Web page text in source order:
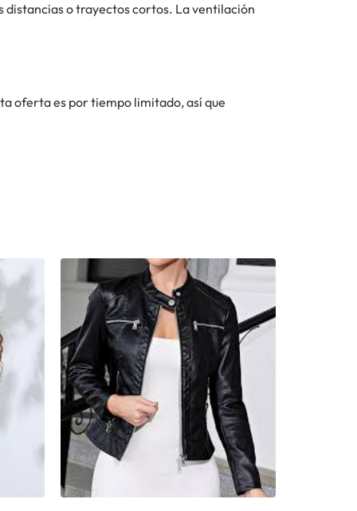
distancias o trayectos cortos. La ventilación
oferta es por tiempo limitado, así que